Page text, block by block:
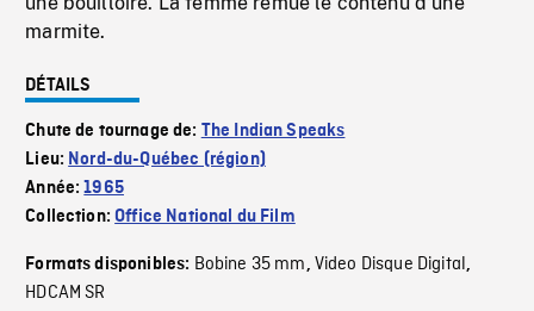
marmite.
DÉTAILS
Chute de tournage de: The Indian Speaks
Lieu: Nord-du-Québec (région)
Année:1965
Collection:Office National du Film
Formats disponibles: Bobine 35 mm, Video Disque Digital,
HDCAM SR